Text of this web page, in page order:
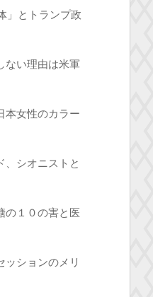
」とトランプ政
ない理由は米軍
本女性のカラー
、シオニストと
の１０の害と医
ッションのメリ